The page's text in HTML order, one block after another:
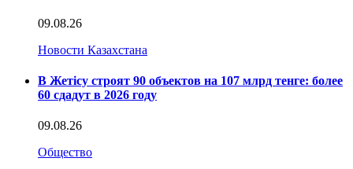
09.08.26
Новости Казахстана
В Жетісу строят 90 объектов на 107 млрд тенге: более
60 сдадут в 2026 году
09.08.26
Общество